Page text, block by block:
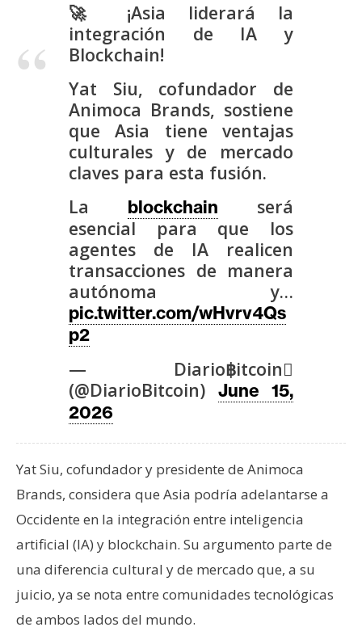
m
R
e
c
u
r
s
o
s
🚀 ¡Asia liderará la
integración de IA y
Blockchain!
Yat Siu, cofundador de
Animoca Brands, sostiene
que Asia tiene ventajas
culturales y de mercado
claves para esta fusión.
La blockchain será
esencial para que los
agentes de IA realicen
transacciones de manera
autónoma y…
pic.twitter.com/wHvrv4Qs
p2
— Diario฿itcoin
(@DiarioBitcoin) June 15,
2026
Yat Siu, cofundador y presidente de Animoca
Brands, considera que Asia podría adelantarse a
Occidente en la integración entre inteligencia
artificial (IA) y blockchain. Su argumento parte de
una diferencia cultural y de mercado que, a su
juicio, ya se nota entre comunidades tecnológicas
de ambos lados del mundo.